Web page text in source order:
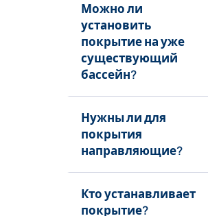
Можно ли
установить
покрытие на уже
существующий
бассейн?
Нужны ли для
покрытия
направляющие?
Кто устанавливает
покрытие?